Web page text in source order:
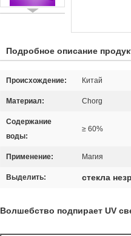
Подробное описание
Происхождение: Китай
Материал: Chorg
Содержание
воды:
≥ 60%
Применение: Магия
Выделить: стекла
Волшебство подпирает UV